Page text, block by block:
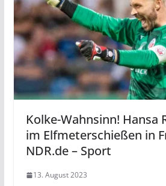
Kolke-Wahnsinn! Hansa
im Elfmeterschießen in
NDR.de – Sport
13. August 2023